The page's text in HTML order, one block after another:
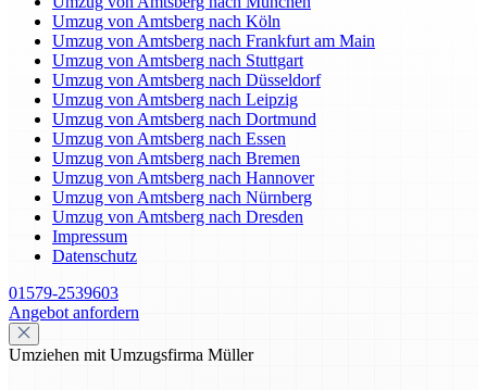
Umzug von Amtsberg nach Köln
Umzug von Amtsberg nach Frankfurt am Main
Umzug von Amtsberg nach Stuttgart
Umzug von Amtsberg nach Düsseldorf
Umzug von Amtsberg nach Leipzig
Umzug von Amtsberg nach Dortmund
Umzug von Amtsberg nach Essen
Umzug von Amtsberg nach Bremen
Umzug von Amtsberg nach Hannover
Umzug von Amtsberg nach Nürnberg
Umzug von Amtsberg nach Dresden
Impressum
Datenschutz
01579-2539603
Angebot anfordern
Umziehen mit Umzugsfirma Müller